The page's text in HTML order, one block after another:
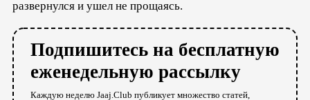
развернулся и ушел не прощаясь.
Подпишитесь на бесплатную
еженедельную рассылку
Каждую неделю Jaaj.Club публикует множество статей,